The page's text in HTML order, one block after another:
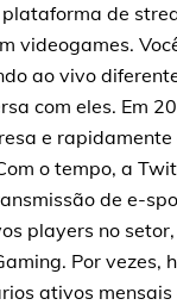
de
videogames.
ao vivo
com eles. Em
e
o tempo, a
de e-
players no
Por vezes,
ativos mensais